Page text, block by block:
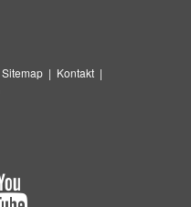
Sitemap | Kontakt |